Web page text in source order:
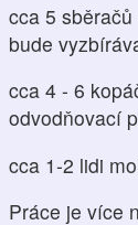
cca 5
bude
cca 4 - 6
odvodňovací
cca 1-2 lidi
Práce je více